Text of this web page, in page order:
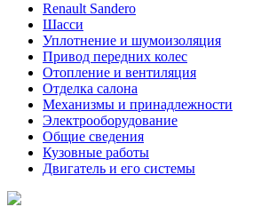
Renault Sandero
Шасси
Уплотнение и шумоизоляция
Привод передних колес
Отопление и вентиляция
Отделка салона
Механизмы и принадлежности
Электрооборудование
Общие сведения
Кузовные работы
Двигатель и его системы